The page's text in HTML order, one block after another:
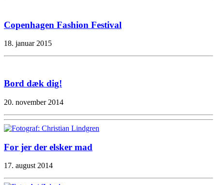
Copenhagen Fashion Festival
18. januar 2015
Bord dæk dig!
20. november 2014
For jer der elsker mad
17. august 2014